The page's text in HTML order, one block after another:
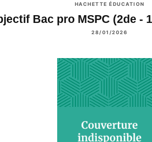
HACHETTE ÉDUCATION
Bac pro MSPC (2de -
28/01/2026